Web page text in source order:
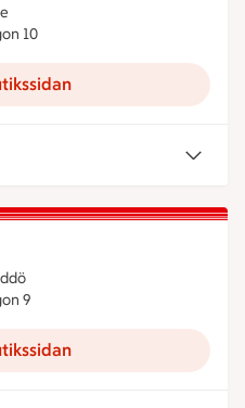
stängt idag, öppnar imorgon
10
stängt idag, öppnar imorgon
9